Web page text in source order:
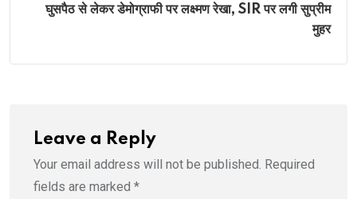
घुसपैठ से लेकर डेमोग्राफी पर लक्ष्मण रेखा, SIR पर लगी सुप्रीम
मुहर
Leave a Reply
Your email address will not be published. Required
fields are marked *